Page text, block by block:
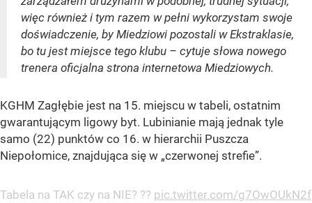
więc również i tym razem w pełni wykorzystam swoje
doświadczenie, by Miedziowi pozostali w Ekstraklasie,
bo tu jest miejsce tego klubu – cytuje słowa nowego
trenera oficjalna strona internetowa Miedziowych.
KGHM Zagłębie jest na 15. miejscu w tabeli, ostatnim
gwarantującym ligowy byt. Lubinianie mają jednak tyle
samo (22) punktów co 16. w hierarchii Puszcza
Niepołomice, znajdująca się w „czerwonej strefie”.
Tabela na TAK czy na NIE? ?? pic.twitter.com/g7OwOUkN2f